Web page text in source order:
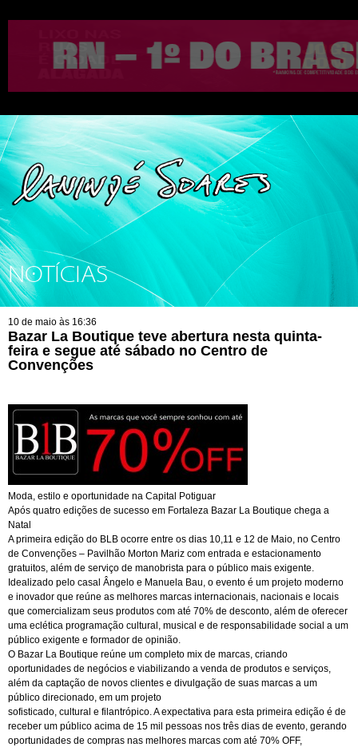
NOTÍCIAS
10 de maio às 16:36
Bazar La Boutique teve abertura nesta quinta-
feira e segue até sábado no Centro de
Convenções
Moda, estilo e oportunidade na Capital Potiguar
Após quatro edições de sucesso em Fortaleza Bazar La Boutique chega a
Natal
A primeira edição do BLB ocorre entre os dias 10,11 e 12 de Maio, no Centro
de Convenções – Pavilhão Morton Mariz com entrada e estacionamento
gratuitos, além de serviço de manobrista para o público mais exigente.
Idealizado pelo casal Ângelo e Manuela Bau, o evento é um projeto moderno
e inovador que reúne as melhores marcas internacionais, nacionais e locais
que comercializam seus produtos com até 70% de desconto, além de oferecer
uma eclética programação cultural, musical e de responsabilidade social a um
público exigente e formador de opinião.
O Bazar La Boutique reúne um completo mix de marcas, criando
oportunidades de negócios e viabilizando a venda de produtos e serviços,
além da captação de novos clientes e divulgação de suas marcas a um
público direcionado, em um projeto
sofisticado, cultural e filantrópico. A expectativa para esta primeira edição é de
receber um público acima de 15 mil pessoas nos três dias de evento, gerando
oportunidades de compras nas melhores marcas com até 70% OFF,